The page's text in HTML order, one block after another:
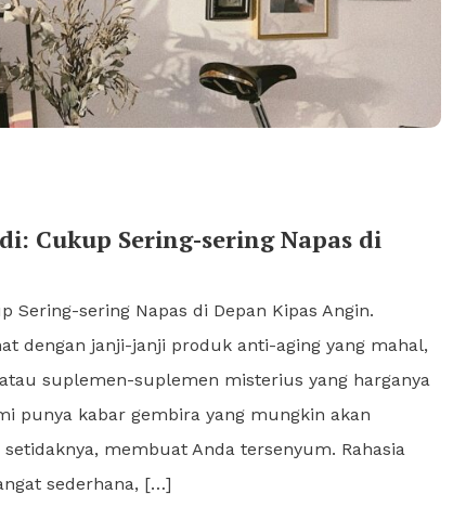
Cukup Sering-sering Napas di
Sering-sering Napas di Depan Kipas Angin.
dengan janji-janji produk anti-aging yang mahal,
suplemen-suplemen misterius yang harganya
punya kabar gembira yang mungkin akan
membuat Anda tersenyum. Rahasia
sederhana, […]